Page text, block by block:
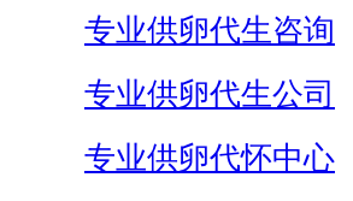
专业供卵代生咨询
专业供卵代生公司
专业供卵代怀中心